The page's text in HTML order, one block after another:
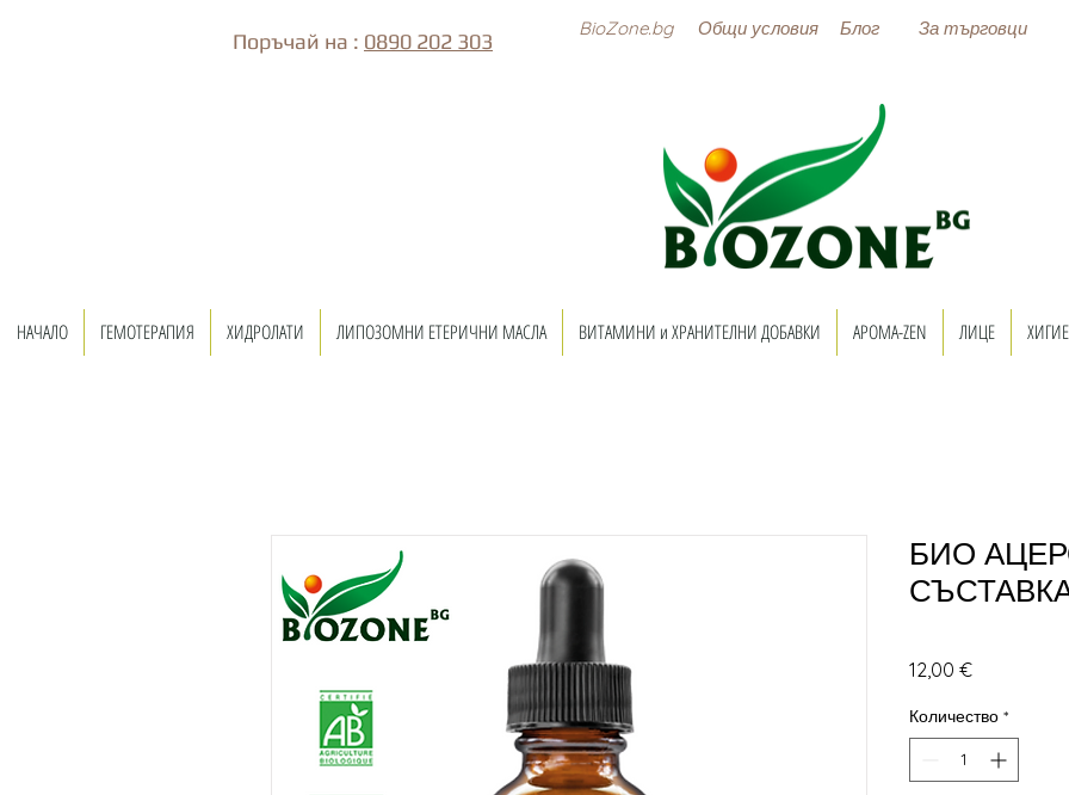
Поръчай на : 0890 202 303
BioZone.bg Общи условия Блог За търговци
НАЧАЛО ГЕМОТЕРАПИЯ ХИДРОЛАТИ ЛИПОЗОМНИ ЕТЕРИЧНИ МАСЛА ВИТАМИНИ и ХРАНИТЕЛНИ ДОБАВКИ АРОМА-ZEN ЛИЦЕ
БИО
12,00 €Цена
Количество *